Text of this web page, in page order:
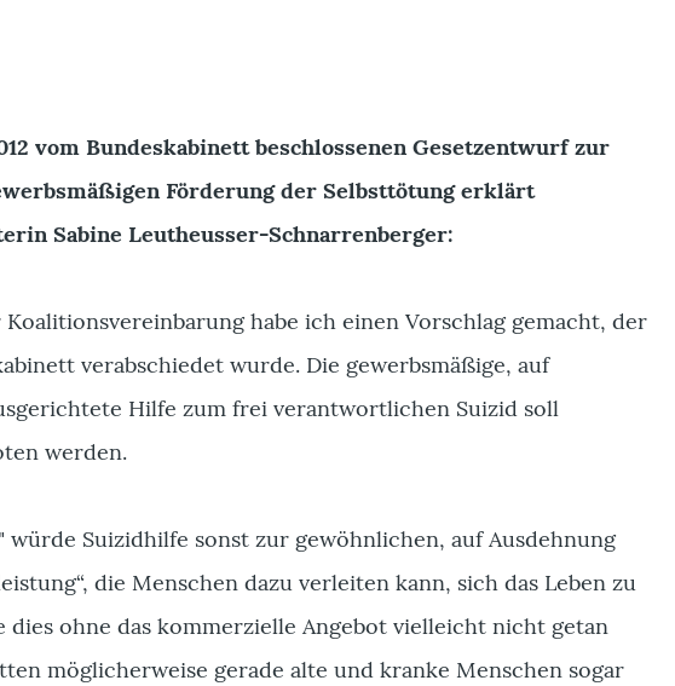
vom Bundeskabinett beschlossenen Gesetzentwurf zur
Förderung der Selbsttötung erklärt
Sabine Leutheusser-Schnarrenberger:
habe ich einen Vorschlag gemacht, der
verabschiedet wurde. Die gewerbsmäßige, auf
Hilfe zum frei verantwortlichen Suizid soll
werden.
würde Suizidhilfe sonst zur gewöhnlichen, auf Ausdehnung
die Menschen dazu verleiten kann, sich das Leben zu
dies ohne das kommerzielle Angebot vielleicht nicht getan
möglicherweise gerade alte und kranke Menschen sogar